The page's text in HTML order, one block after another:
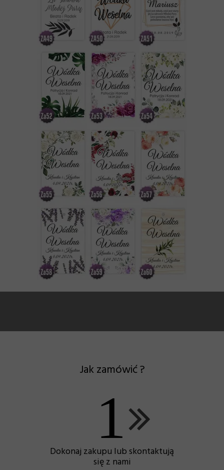
Dokonaj zakupu lub skontaktują
się z nami
1
Jak zamówić ?